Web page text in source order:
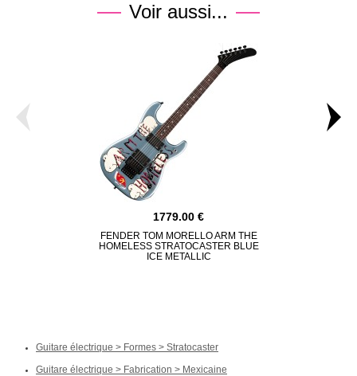
Voir aussi...
1779.00
FENDER TOM MORELLO ARM THE
HOMELESS STRATOCASTER BLUE
ICE METALLIC
Guitare électrique > Formes > Stratocaster
Guitare électrique > Fabrication > Mexicaine